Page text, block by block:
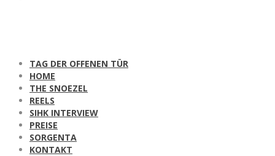
TAG DER OFFENEN TÜR
HOME
THE SNOEZEL
REELS
SIHK INTERVIEW
PREISE
SORGENTA
KONTAKT